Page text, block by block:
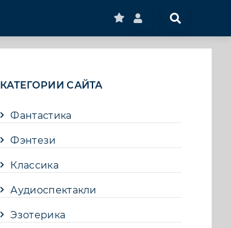
КАТЕГОРИИ САЙТА
Фантастика
Фэнтези
Классика
Аудиоспектакли
Эзотерика